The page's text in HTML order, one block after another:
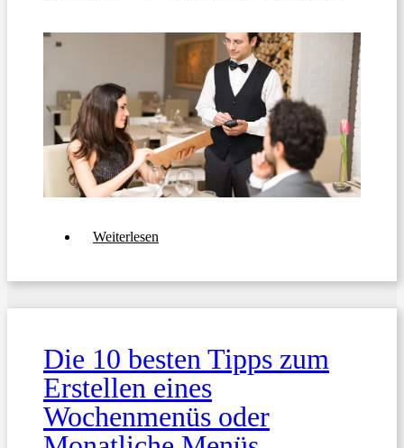
Weiterlesen
besten
für
der
perfekten
Restaurantkarte
Die 10 besten Tipps zum
Erstellen eines
Wochenmenüs oder